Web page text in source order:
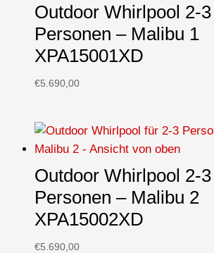
Outdoor Whirlpool 2-3
Personen – Malibu 1
XPA15001XD
€5.690,00
Outdoor Whirlpool 2-3
Personen – Malibu 2
XPA15002XD
€5.690,00